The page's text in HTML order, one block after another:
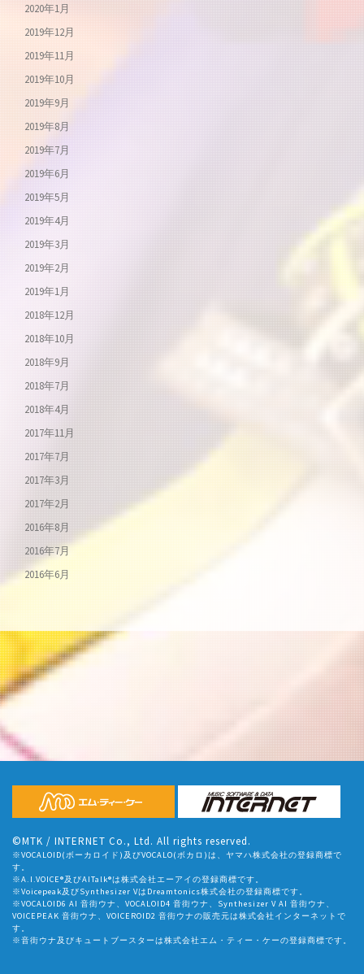
2020年1月
2019年12月
2019年11月
2019年10月
2019年9月
2019年8月
2019年7月
2019年6月
2019年5月
2019年4月
2019年3月
2019年2月
2019年1月
2018年12月
2018年10月
2018年9月
2018年7月
2018年4月
2017年11月
2017年7月
2017年3月
2017年2月
2016年8月
2016年7月
2016年6月
©MTK / INTERNET Co., Ltd. All rights reserved.
※VOCALOID(ボーカロイド)及びVOCALO(ボカロ)は、ヤマハ株式会社の登録商標で
す。
※A.I.VOICE®及びAITalk®は株式会社エーアイの登録商標です。
※Voicepeak及びSynthesizer VはDreamtonics株式会社の登録商標です。
※VOCALOID6 AI 音街ウナ、VOCALOID4 音街ウナ、Synthesizer V AI 音街ウナ、
VOICEPEAK 音街ウナ、VOICEROID2 音街ウナの販売元は株式会社インターネットで
す。
※音街ウナ及びキュートブースターは株式会社エム・ティー・ケーの登録商標です。